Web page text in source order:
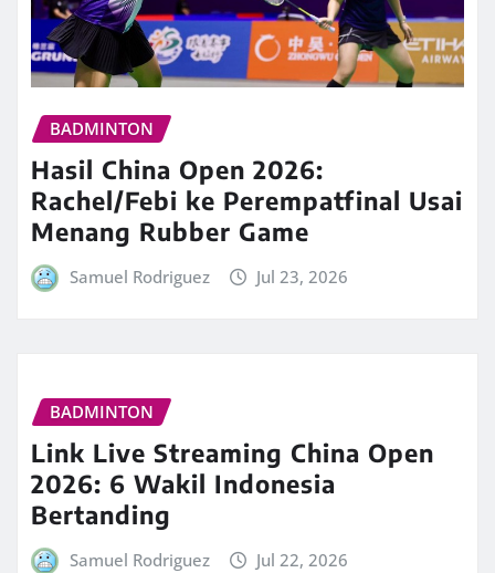
BADMINTON
Hasil China Open 2026:
Rachel/Febi ke Perempatfinal Usai
Menang Rubber Game
Samuel Rodriguez Jul 23, 2026
BADMINTON
Link Live Streaming China Open
2026: 6 Wakil Indonesia
Bertanding
Samuel Rodriguez Jul 22, 2026